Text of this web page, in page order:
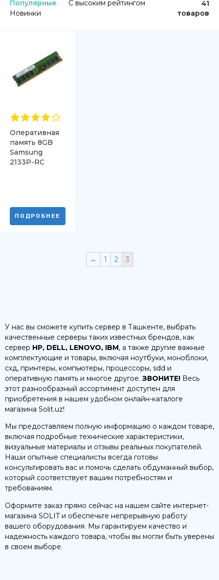
41
товаров
Популярные
С высоким рейтингом
Новинки
Оперативная
память 8GB
Samsung
2133P-RC
ПОДРОБНЕЕ
← 1 2 3
У нас вы сможете купить сервер в Ташкенте, выбрать
качественные серверы таких известных брендов, как
сервер HP, DELL, LENOVO, IBM, а также другие важные
комплектующие и товары, включая ноутбуки, моноблоки,
схд, принтеры, компьютеры, процессоры, sdd и
оперативную память и многое другое. ЗВОНИТЕ! Весь
этот разнообразный ассортимент доступен для
приобретения в нашем удобном онлайн-каталоге
магазина Solit.uz!
Мы предоставляем полную информацию о каждом товаре,
включая подробные технические характеристики,
визуальные материалы и отзывы реальных покупателей.
Наши опытные специалисты всегда готовы
консультировать вас и помочь сделать обдуманный выбор,
который соответствует вашим потребностям и
требованиям.
Оформите заказ прямо сейчас на нашем сайте интернет-
магазина SOLIT и обеспечьте непрерывную работу
вашего оборудования. Мы гарантируем качество и
надежность каждого товара, чтобы вы могли быть уверены
в своем выборе.